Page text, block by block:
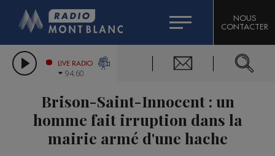
LES CHRONIQUES DE L'EXPERT
CITIZEN MACHINERY
GRAND MASSIF DOMAINES SKIABLES
BIGARD
COMPAGNIE DU MONT-BLANC
NOUS
CONTACTER
LIVE RADIO
94.60
Brison-Saint-Innocent : un
homme fait irruption dans la
mairie armé d'une hache